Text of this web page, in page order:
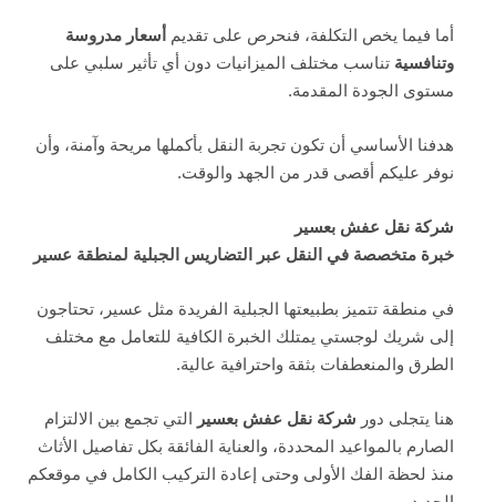
أما فيما يخص التكلفة، فنحرص على تقديم أسعار مدروسة
وتنافسية تناسب مختلف الميزانيات دون أي تأثير سلبي على
مستوى الجودة المقدمة.
هدفنا الأساسي أن تكون تجربة النقل بأكملها مريحة وآمنة، وأن
نوفر عليكم أقصى قدر من الجهد والوقت.
شركة نقل عفش بعسير
خبرة متخصصة في النقل عبر التضاريس الجبلية لمنطقة عسير
في منطقة تتميز بطبيعتها الجبلية الفريدة مثل عسير، تحتاجون
إلى شريك لوجستي يمتلك الخبرة الكافية للتعامل مع مختلف
الطرق والمنعطفات بثقة واحترافية عالية.
هنا يتجلى دور شركة نقل عفش بعسير التي تجمع بين الالتزام
الصارم بالمواعيد المحددة، والعناية الفائقة بكل تفاصيل الأثاث
منذ لحظة الفك الأولى وحتى إعادة التركيب الكامل في موقعكم